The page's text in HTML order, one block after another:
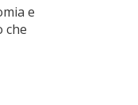
e
che